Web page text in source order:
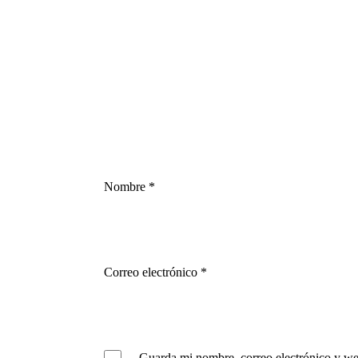
Nombre *
Correo electrónico *